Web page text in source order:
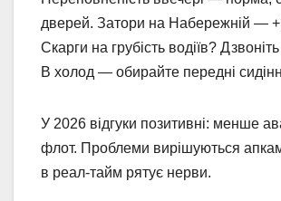
дверей. Затори на Набережній —
Скарги на грубість водіїв?
В холод — обирайте передні
У 2026 відгуки позитивні: менше
флот. Проблеми вирішуються
в реал-тайм рятує нерви.